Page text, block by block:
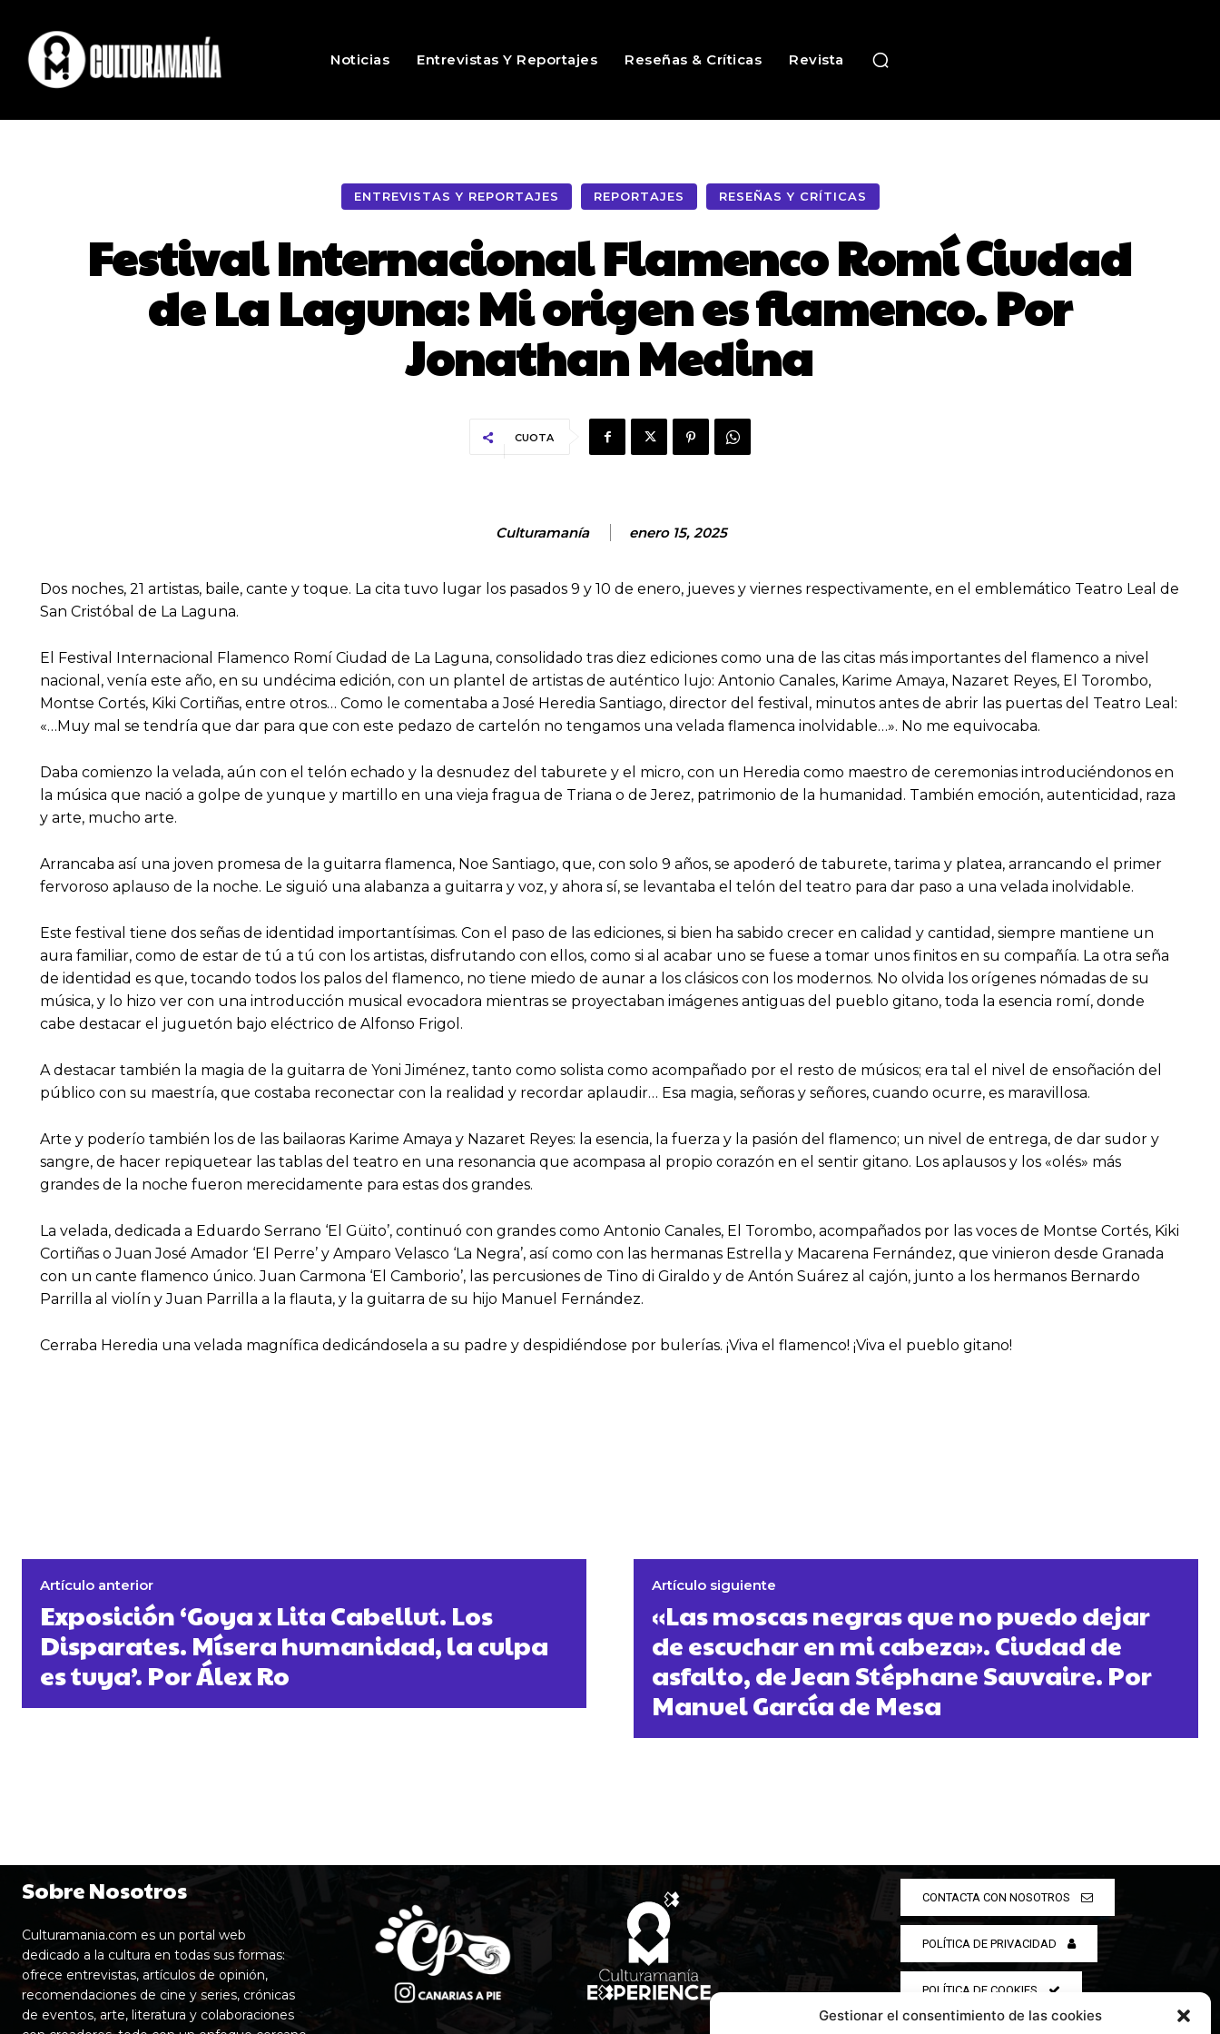
Gestionar el consentimiento de las cookies
Noticias Entrevistas Y Reportajes Reseñas & Críticas Revista
ENTREVISTAS Y REPORTAJES REPORTAJES RESEÑAS Y CRÍTICAS
Festival Internacional Flamenco Romí Ciudad
de La Laguna: Mi origen es flamenco. Por
Jonathan Medina
CUOTA
Culturamanía enero 15, 2025
Dos noches, 21 artistas, baile, cante y toque. La cita tuvo lugar los pasados 9 y 10 de enero, jueves y viernes respectivamente, en el emblemático Teatro Leal de
San Cristóbal de La Laguna.
El Festival Internacional Flamenco Romí Ciudad de La Laguna, consolidado tras diez ediciones como una de las citas más importantes del flamenco a nivel
nacional, venía este año, en su undécima edición, con un plantel de artistas de auténtico lujo: Antonio Canales, Karime Amaya, Nazaret Reyes, El Torombo,
Montse Cortés, Kiki Cortiñas, entre otros… Como le comentaba a José Heredia Santiago, director del festival, minutos antes de abrir las puertas del Teatro Leal:
«…Muy mal se tendría que dar para que con este pedazo de cartelón no tengamos una velada flamenca inolvidable…». No me equivocaba.
Daba comienzo la velada, aún con el telón echado y la desnudez del taburete y el micro, con un Heredia como maestro de ceremonias introduciéndonos en
la música que nació a golpe de yunque y martillo en una vieja fragua de Triana o de Jerez, patrimonio de la humanidad. También emoción, autenticidad, raza
y arte, mucho arte.
Arrancaba así una joven promesa de la guitarra flamenca, Noe Santiago, que, con solo 9 años, se apoderó de taburete, tarima y platea, arrancando el primer
fervoroso aplauso de la noche. Le siguió una alabanza a guitarra y voz, y ahora sí, se levantaba el telón del teatro para dar paso a una velada inolvidable.
Este festival tiene dos señas de identidad importantísimas. Con el paso de las ediciones, si bien ha sabido crecer en calidad y cantidad, siempre mantiene un
aura familiar, como de estar de tú a tú con los artistas, disfrutando con ellos, como si al acabar uno se fuese a tomar unos finitos en su compañía. La otra seña
de identidad es que, tocando todos los palos del flamenco, no tiene miedo de aunar a los clásicos con los modernos. No olvida los orígenes nómadas de su
música, y lo hizo ver con una introducción musical evocadora mientras se proyectaban imágenes antiguas del pueblo gitano, toda la esencia romí, donde
cabe destacar el juguetón bajo eléctrico de Alfonso Frigol.
A destacar también la magia de la guitarra de Yoni Jiménez, tanto como solista como acompañado por el resto de músicos; era tal el nivel de ensoñación del
público con su maestría, que costaba reconectar con la realidad y recordar aplaudir… Esa magia, señoras y señores, cuando ocurre, es maravillosa.
Arte y poderío también los de las bailaoras Karime Amaya y Nazaret Reyes: la esencia, la fuerza y la pasión del flamenco; un nivel de entrega, de dar sudor y
sangre, de hacer repiquetear las tablas del teatro en una resonancia que acompasa al propio corazón en el sentir gitano. Los aplausos y los «olés» más
grandes de la noche fueron merecidamente para estas dos grandes.
La velada, dedicada a Eduardo Serrano ‘El Güito’, continuó con grandes como Antonio Canales, El Torombo, acompañados por las voces de Montse Cortés, Kiki
Cortiñas o Juan José Amador ‘El Perre’ y Amparo Velasco ‘La Negra’, así como con las hermanas Estrella y Macarena Fernández, que vinieron desde Granada
con un cante flamenco único. Juan Carmona ‘El Camborio’, las percusiones de Tino di Giraldo y de Antón Suárez al cajón, junto a los hermanos Bernardo
Parrilla al violín y Juan Parrilla a la flauta, y la guitarra de su hijo Manuel Fernández.
Cerraba Heredia una velada magnífica dedicándosela a su padre y despidiéndose por bulerías. ¡Viva el flamenco! ¡Viva el pueblo gitano!
Artículo anterior
Exposición ‘Goya x Lita Cabellut. Los
Disparates. Mísera humanidad, la culpa
es tuya’. Por Álex Ro
Artículo siguiente
«Las moscas negras que no puedo dejar
de escuchar en mi cabeza». Ciudad de
asfalto, de Jean Stéphane Sauvaire. Por
Manuel García de Mesa
Sobre Nosotros
Culturamania.com es un portal web
dedicado a la cultura en todas sus formas:
ofrece entrevistas, artículos de opinión,
recomendaciones de cine y series, crónicas
de eventos, arte, literatura y colaboraciones
CONTACTA CON NOSOTROS
POLÍTICA DE PRIVACIDAD
POLÍTICA DE COOKIES